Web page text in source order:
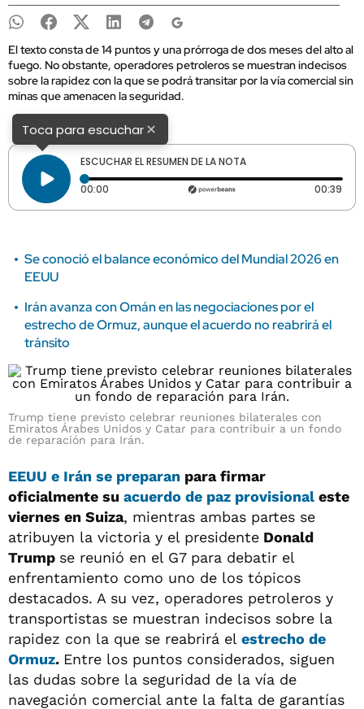
El texto consta de 14 puntos y una prórroga de dos meses del alto al
fuego. No obstante, operadores petroleros se muestran indecisos
sobre la rapidez con la que se podrá transitar por la vía comercial sin
minas que amenacen la seguridad.
Toca para escuchar×
ESCUCHAR EL RESUMEN DE LA NOTA
00:00 Tiempo transcurrido: 0 segundos 00:39
Se conoció el balance económico del Mundial 2026 en
EEUU
Irán avanza con Omán en las negociaciones por el
estrecho de Ormuz, aunque el acuerdo no reabrirá el
tránsito
Trump tiene previsto celebrar reuniones bilaterales con
Emiratos Árabes Unidos y Catar para contribuir a un fondo
de reparación para Irán.
EEUU e Irán se preparan para firmar
oficialmente su acuerdo de paz provisional este
viernes en Suiza, mientras ambas partes se
atribuyen la victoria y el presidente Donald
Trump se reunió en el G7 para debatir el
enfrentamiento como uno de los tópicos
destacados. A su vez, operadores petroleros y
transportistas se muestran indecisos sobre la
rapidez con la que se reabrirá el estrecho de
Ormuz. Entre los puntos considerados, siguen
las dudas sobre la seguridad de la vía de
navegación comercial ante la falta de garantías